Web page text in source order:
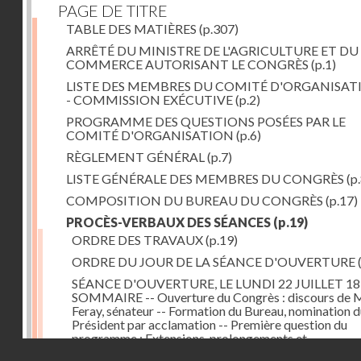
PAGE DE TITRE
TABLE DES MATIÈRES (p.307)
ARRÊTÉ DU MINISTRE DE L'AGRICULTURE ET DU
COMMERCE AUTORISANT LE CONGRÈS (p.1)
LISTE DES MEMBRES DU COMITÉ
- COMMISSION EXÉCUTIVE(p.2)
PROGRAMME DES QUESTIONS POSÉES PAR LE
COMITÉ D'ORGANISATION (p.6)
RÈGLEMENT GÉNÉRAL (p.7)
LISTE GÉNÉRALE DES MEMBRES DU CONGRÈS
COMPOSITION DU BUREAU DU CONGRÈS (p.17)
PROCÈS-VERBAUX DES SÉANCES (p.19)
ORDRE DES TRAVAUX(p.19)
ORDRE DU JOUR DE LA SÉANCE D'OUVERTURE
SÉANCE D'OUVERTURE, LE LUNDI 22 JUILLET
SOMMAIRE -- Ouverture du Congrès : discours de
Feray, sénateur -- Formation du Bureau, nomination
Président par acclamation -- Première question du
programme : Extensions, prolongements et